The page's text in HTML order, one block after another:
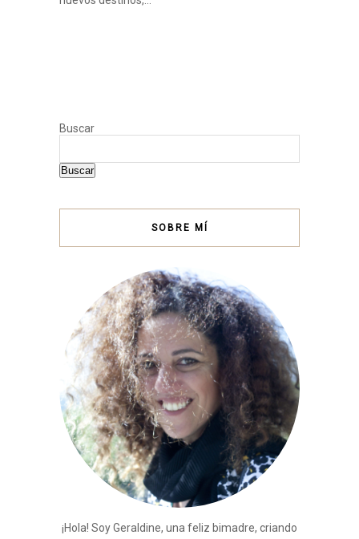
Buscar
Buscar
SOBRE MÍ
¡Hola! Soy Geraldine, una feliz bimadre, criando